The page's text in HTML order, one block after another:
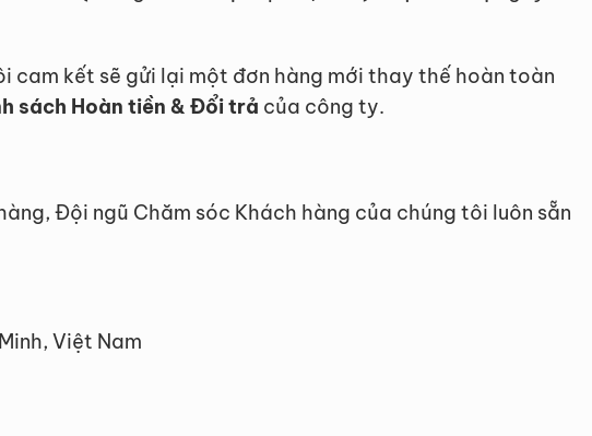
kết sẽ gửi lại một đơn hàng mới thay thế hoàn toàn
sách Hoàn tiền & Đổi trả của công ty.
Đội ngũ Chăm sóc Khách hàng của chúng tôi luôn sẵn
Việt Nam